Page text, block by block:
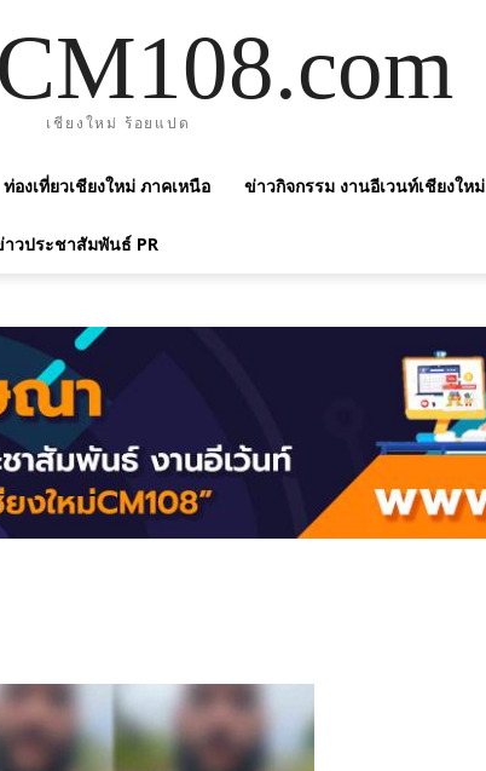
เชียงใหม่ ร้อยแปด
ท่องเที่ยวเชียงใหม่ ภาคเหนือ ข่าวกิจกรรม งานอีเวนท์เชียงใหม่
วประชาสัมพันธ์ PR